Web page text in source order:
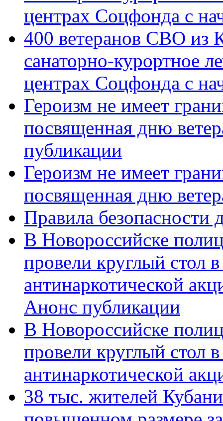
центрах Соцфонда с
400 ветеранов СВО из
санаторно-курортное
центрах Соцфонда с
Героизм не имеет
посвященная дню
публикации
Героизм не имеет
посвященная дню
Правила безопасности
В Новороссийске
провели круглый стол
антинаркотической
Анонс публикации
В Новороссийске
провели круглый стол
антинаркотической
38 тыс. жителей